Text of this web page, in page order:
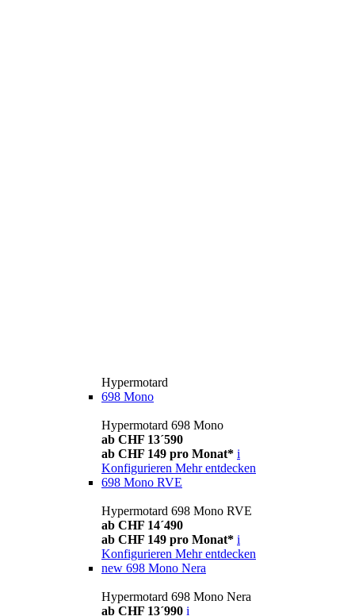
Hypermotard
698 Mono
Hypermotard 698 Mono
ab CHF 13´590
ab CHF 149 pro Monat* i
Konfigurieren Mehr entdecken
698 Mono RVE
Hypermotard 698 Mono RVE
ab CHF 14´490
ab CHF 149 pro Monat* i
Konfigurieren Mehr entdecken
new 698 Mono Nera
Hypermotard 698 Mono Nera
ab CHF 13´990 i